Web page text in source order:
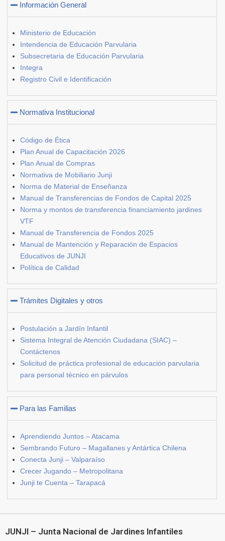
Información General
Ministerio de Educación
Intendencia de Educación Parvularia
Subsecretaria de Educación Parvularia
Integra
Registro Civil e Identificación
Normativa Institucional
Código de Ética
Plan Anual de Capacitación 2026
Plan Anual de Compras
Normativa de Mobiliario Junji
Norma de Material de Enseñanza
Manual de Transferencias de Fondos de Capital 2025
Norma y montos de transferencia financiamiento jardines
VTF
Manual de Transferencia de Fondos 2025
Manual de Mantención y Reparación de Espacios
Educativos de JUNJI
Política de Calidad
Trámites Digitales y otros
Postulación a Jardín Infantil
Sistema Integral de Atención Ciudadana (SIAC) –
Contáctenos
Solicitud de práctica profesional de educación parvularia
para personal técnico en párvulos
Para las Familias
Aprendiendo Juntos – Atacama
Sembrando Futuro – Magallanes y Antártica Chilena
Conecta Junji – Valparaíso
Crecer Jugando – Metropolitana
Junji te Cuenta – Tarapacá
JUNJI – Junta Nacional de Jardines Infantiles